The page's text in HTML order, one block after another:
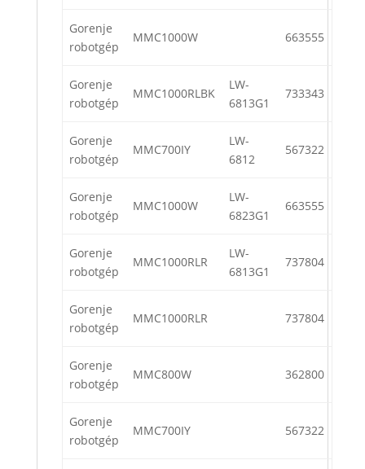
Gorenje
robotgép
MMC1000W 663555
Gorenje
robotgép
MMC1000RLBK
LW-
6813G1
733343
Gorenje
robotgép
MMC700IY
LW-
6812
567322
Gorenje
robotgép
MMC1000W
LW-
6823G1
663555
Gorenje
robotgép
MMC1000RLR
LW-
6813G1
737804
Gorenje
robotgép
MMC1000RLR 737804
Gorenje
robotgép
MMC800W 362800
Gorenje
robotgép
MMC700IY 567322